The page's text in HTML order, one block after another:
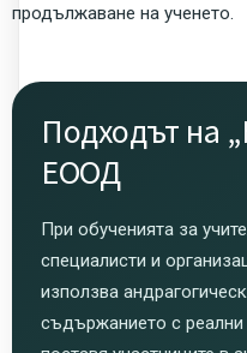
продължаване на ученето.
Подходът на
ЕООД
При обученията за
специалисти и
използва
съдържанието с